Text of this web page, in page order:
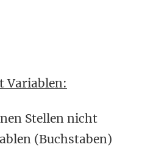
Variablen:
Stellen nicht
(Buchstaben)